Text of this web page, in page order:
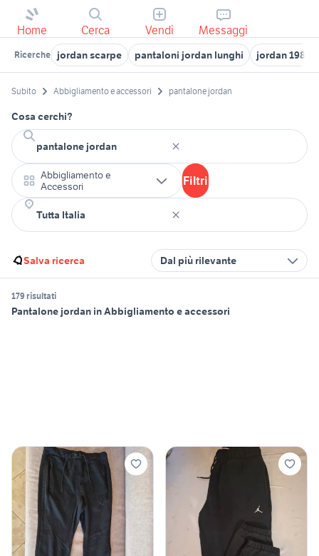
Home Cerca Vendi Messaggi
Ricerche jordan scarpe pantaloni jordan lunghi jordan 1985
Subito Abbigliamento e accessori pantalone jordan
Cosa cerchi?
Abbigliamento e
Accessori
Filtri
Salva ricerca Dal più rilevante
179 risultati
Pantalone jordan in Abbigliamento e accessori